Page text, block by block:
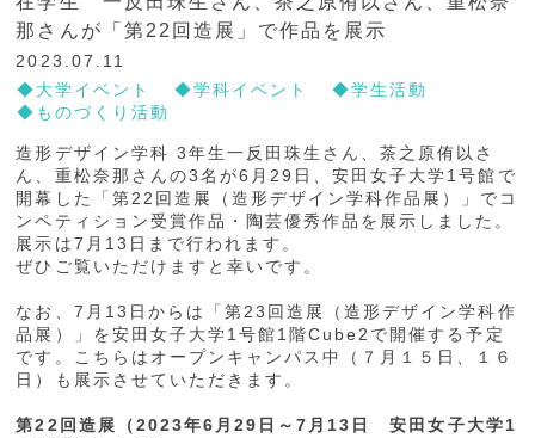
那さんが「第22回造展」で作品を展示
2023.07.11
大学イベント
学科イベント
学生活動
ものづくり活動
造形デザイン学科 3年生一反田珠生さん、茶之原侑以さ
ん、重松奈那さんの3名が6月29日、安田女子大学1号館で
開幕した「第22回造展（造形デザイン学科作品展）」でコ
ンペティション受賞作品・陶芸優秀作品を展示しました。
展示は7月13日まで行われます。
ぜひご覧いただけますと幸いです。
なお、7月13日からは「第23回造展（造形デザイン学科作
品展）」を安田女子大学1号館1階Cube2で開催する予定
です。こちらはオープンキャンパス中（７月１５日、１６
日）も展示させていただきます。
第22回造展（2023年6月29日～7月13日 安田女子大学1